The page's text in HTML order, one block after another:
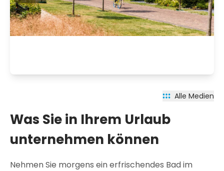
Alle Medien
Was Sie in Ihrem Urlaub
unternehmen können
Nehmen Sie morgens ein erfrischendes Bad im